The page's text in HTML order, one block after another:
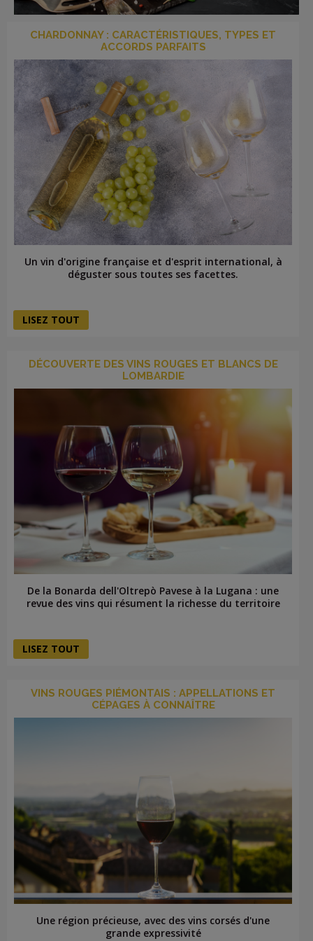
LOGIN
CHARDONNAY : CARACTÉRISTIQUES, TYPES ET
ACCORDS PARFAITS
Un vin d'origine française et d'esprit international, à
déguster sous toutes ses facettes.
LISEZ TOUT
DÉCOUVERTE DES VINS ROUGES ET BLANCS DE
LOMBARDIE
De la Bonarda dell'Oltrepò Pavese à la Lugana : une
revue des vins qui résument la richesse du territoire
LISEZ TOUT
VINS ROUGES PIÉMONTAIS : APPELLATIONS ET
CÉPAGES À CONNAÎTRE
Une région précieuse, avec des vins corsés d'une
grande expressivité